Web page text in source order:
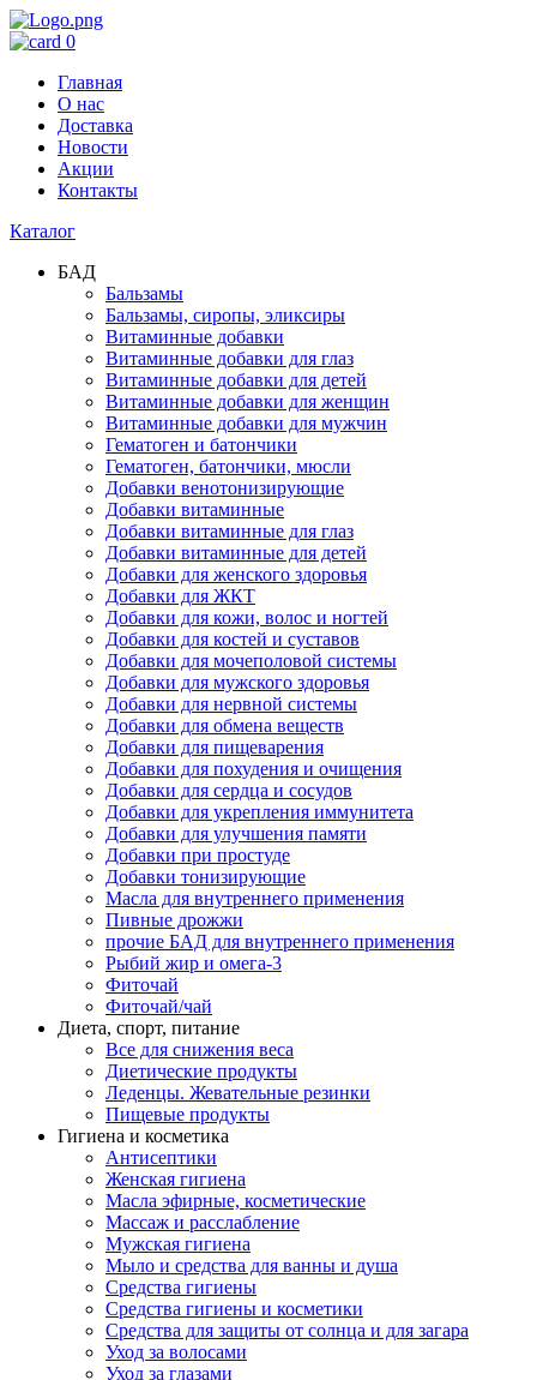
0
Главная
О нас
Доставка
Новости
Акции
Контакты
Каталог
БАД
Бальзамы
Бальзамы, сиропы, эликсиры
Витаминные добавки
Витаминные добавки для глаз
Витаминные добавки для детей
Витаминные добавки для женщин
Витаминные добавки для мужчин
Гематоген и батончики
Гематоген, батончики, мюсли
Добавки венотонизирующие
Добавки витаминные
Добавки витаминные для глаз
Добавки витаминные для детей
Добавки для женского здоровья
Добавки для ЖКТ
Добавки для кожи, волос и ногтей
Добавки для костей и суставов
Добавки для мочеполовой системы
Добавки для мужского здоровья
Добавки для нервной системы
Добавки для обмена веществ
Добавки для пищеварения
Добавки для похудения и очищения
Добавки для сердца и сосудов
Добавки для укрепления иммунитета
Добавки для улучшения памяти
Добавки при простуде
Добавки тонизирующие
Масла для внутреннего применения
Пивные дрожжи
прочие БАД для внутреннего применения
Рыбий жир и омега-3
Фиточай
Фиточай/чай
Диета, спорт, питание
Все для снижения веса
Диетические продукты
Леденцы. Жевательные резинки
Пищевые продукты
Гигиена и косметика
Антисептики
Женская гигиена
Масла эфирные, косметические
Массаж и расслабление
Мужская гигиена
Мыло и средства для ванны и душа
Средства гигиены
Средства гигиены и косметики
Средства для защиты от солнца и для загара
Уход за волосами
Уход за глазами